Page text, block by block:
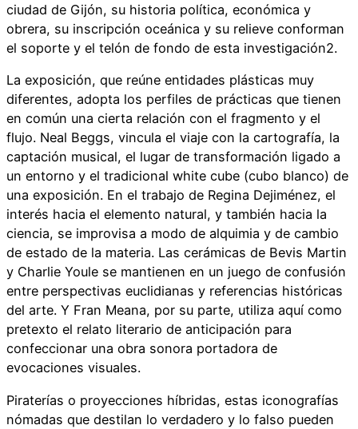
ciudad de Gijón, su historia política, económica y
obrera, su inscripción oceánica y su relieve conforman
el soporte y el telón de fondo de esta investigación2.
La exposición, que reúne entidades plásticas muy
diferentes, adopta los perfiles de prácticas que tienen
en común una cierta relación con el fragmento y el
flujo. Neal Beggs, vincula el viaje con la cartografía, la
captación musical, el lugar de transformación ligado a
un entorno y el tradicional white cube (cubo blanco) de
una exposición. En el trabajo de Regina Dejiménez, el
interés hacia el elemento natural, y también hacia la
ciencia, se improvisa a modo de alquimia y de cambio
de estado de la materia. Las cerámicas de Bevis Martin
y Charlie Youle se mantienen en un juego de confusión
entre perspectivas euclidianas y referencias históricas
del arte. Y Fran Meana, por su parte, utiliza aquí como
pretexto el relato literario de anticipación para
confeccionar una obra sonora portadora de
evocaciones visuales.
Piraterías o proyecciones híbridas, estas iconografías
nómadas que destilan lo verdadero y lo falso pueden